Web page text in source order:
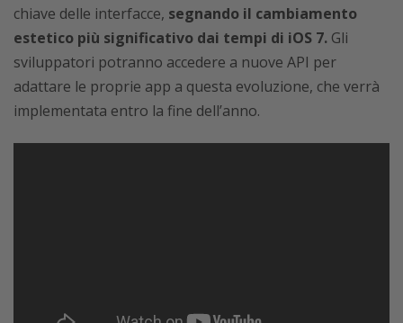
chiave delle interfacce, segnando il cambiamento
estetico più significativo dai tempi di iOS 7. Gli
sviluppatori potranno accedere a nuove API per
adattare le proprie app a questa evoluzione, che verrà
implementata entro la fine dell’anno.